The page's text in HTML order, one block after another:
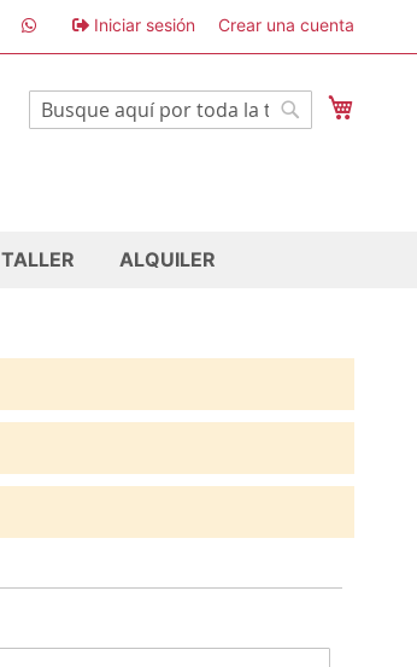
Iniciar sesión Crear una cuenta
Buscar
TALLER ALQUILER